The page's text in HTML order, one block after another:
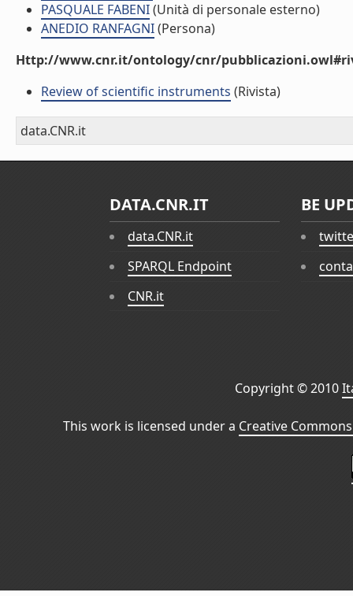
PASQUALE FABENI(Unità di personale esterno)
ANEDIO RANFAGNI(Persona)
Http://www.cnr.it/ontology/cnr/
Review of scientific instruments (Rivista)
data.CNR.it
DATA.CNR.IT
data.CNR.it
SPARQL Endpoint
CNR.it
BE
Copyright © 2010
This work is licensed under a Creative